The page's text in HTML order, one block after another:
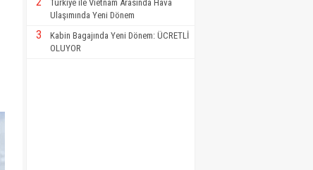
Türkiye ile Vietnam Arasında Hava
Ulaşımında Yeni Dönem
3
Kabin Bagajında Yeni Dönem: ÜCRETLİ
OLUYOR